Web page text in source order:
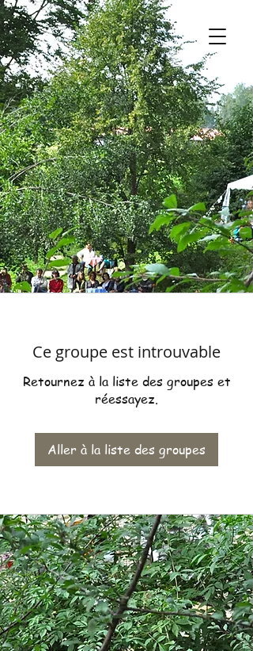
Ce groupe est introuvable
Retournez à la liste des groupes et
réessayez.
Aller à la liste des groupes